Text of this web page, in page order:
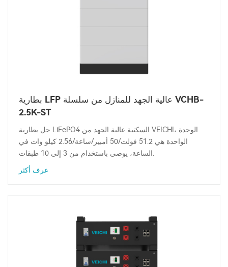
بطارية LFP عالية الجهد للمنازل من سلسلة VCHB-
2.5K-ST
حل بطارية LiFePO4 السكنية عالية الجهد من VEICHI، الوحدة
الواحدة هي 51.2 فولت/50 أمبير/ساعة/2.56 كيلو وات في
الساعة، يوصى باستخدام من 3 إلى 10 طبقات.
عرف أكثر